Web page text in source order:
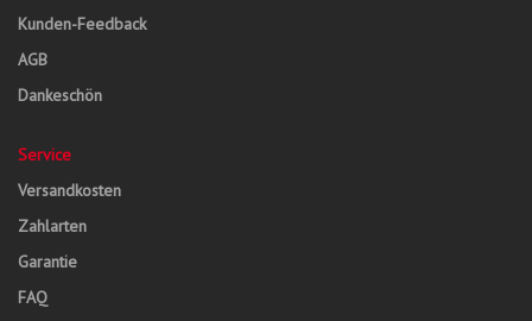
Kunden-Feedback
AGB
Dankeschön
Service
Versandkosten
Zahlarten
Garantie
FAQ